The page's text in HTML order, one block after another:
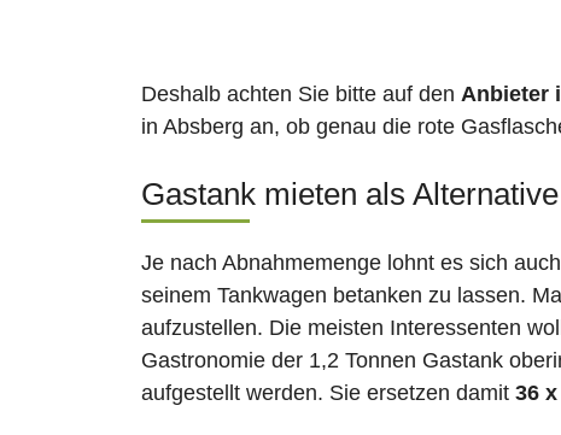
Deshalb achten Sie bitte auf den Anbieter
in Absberg an, ob genau die rote
Gastank mieten als
Je nach Abnahmemenge lohnt es sich
seinem Tankwagen betanken zu lassen.
aufzustellen. Die meisten Interessenten
Gastronomie der 1,2 Tonnen Gastank
aufgestellt werden. Sie ersetzen damit 36